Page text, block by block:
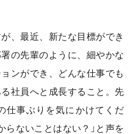
、最近、新たな目標ができ
の先輩のように、細やかな
ンができ、どんな仕事でも
社員へと成長すること。先
仕事ぶりを気にかけてくだ
らないことはない？」と声を